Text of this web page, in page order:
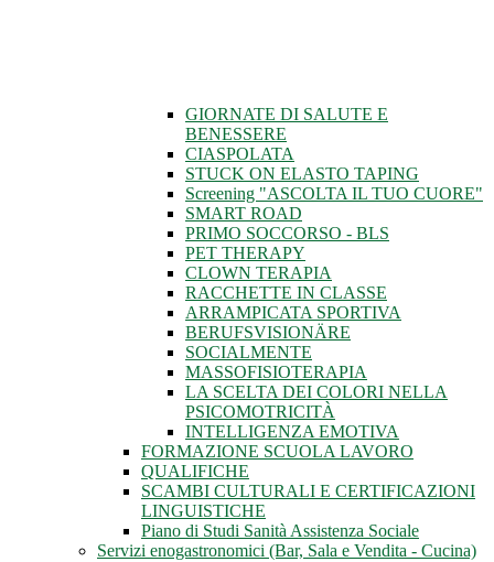
GIORNATE DI SALUTE E
BENESSERE
CIASPOLATA
STUCK ON ELASTO TAPING
Screening "ASCOLTA IL TUO CUORE"
SMART ROAD
PRIMO SOCCORSO - BLS
PET THERAPY
CLOWN TERAPIA
RACCHETTE IN CLASSE
ARRAMPICATA SPORTIVA
BERUFSVISIONÄRE
SOCIALMENTE
MASSOFISIOTERAPIA
LA SCELTA DEI COLORI NELLA
PSICOMOTRICITÀ
INTELLIGENZA EMOTIVA
FORMAZIONE SCUOLA LAVORO
QUALIFICHE
SCAMBI CULTURALI E CERTIFICAZIONI
LINGUISTICHE
Piano di Studi Sanità Assistenza Sociale
Servizi enogastronomici (Bar, Sala e Vendita - Cucina)